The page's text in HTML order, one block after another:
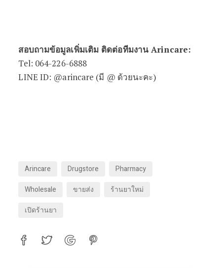
สอบถามข้อมูลเพิ่มเติม ติดต่อทีมงาน Arincare:
Tel: 064-226-6888
LINE ID: @arincare (มี @ ด้วยนะคะ)
Arincare Drugstore
Pharmacy
Wholesale
ขายส่ง
ร้านยาใหม่
เปิดร้านยา